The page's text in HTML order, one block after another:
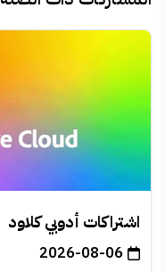
اشتراكات أدوبي كلاود
2026-08-06